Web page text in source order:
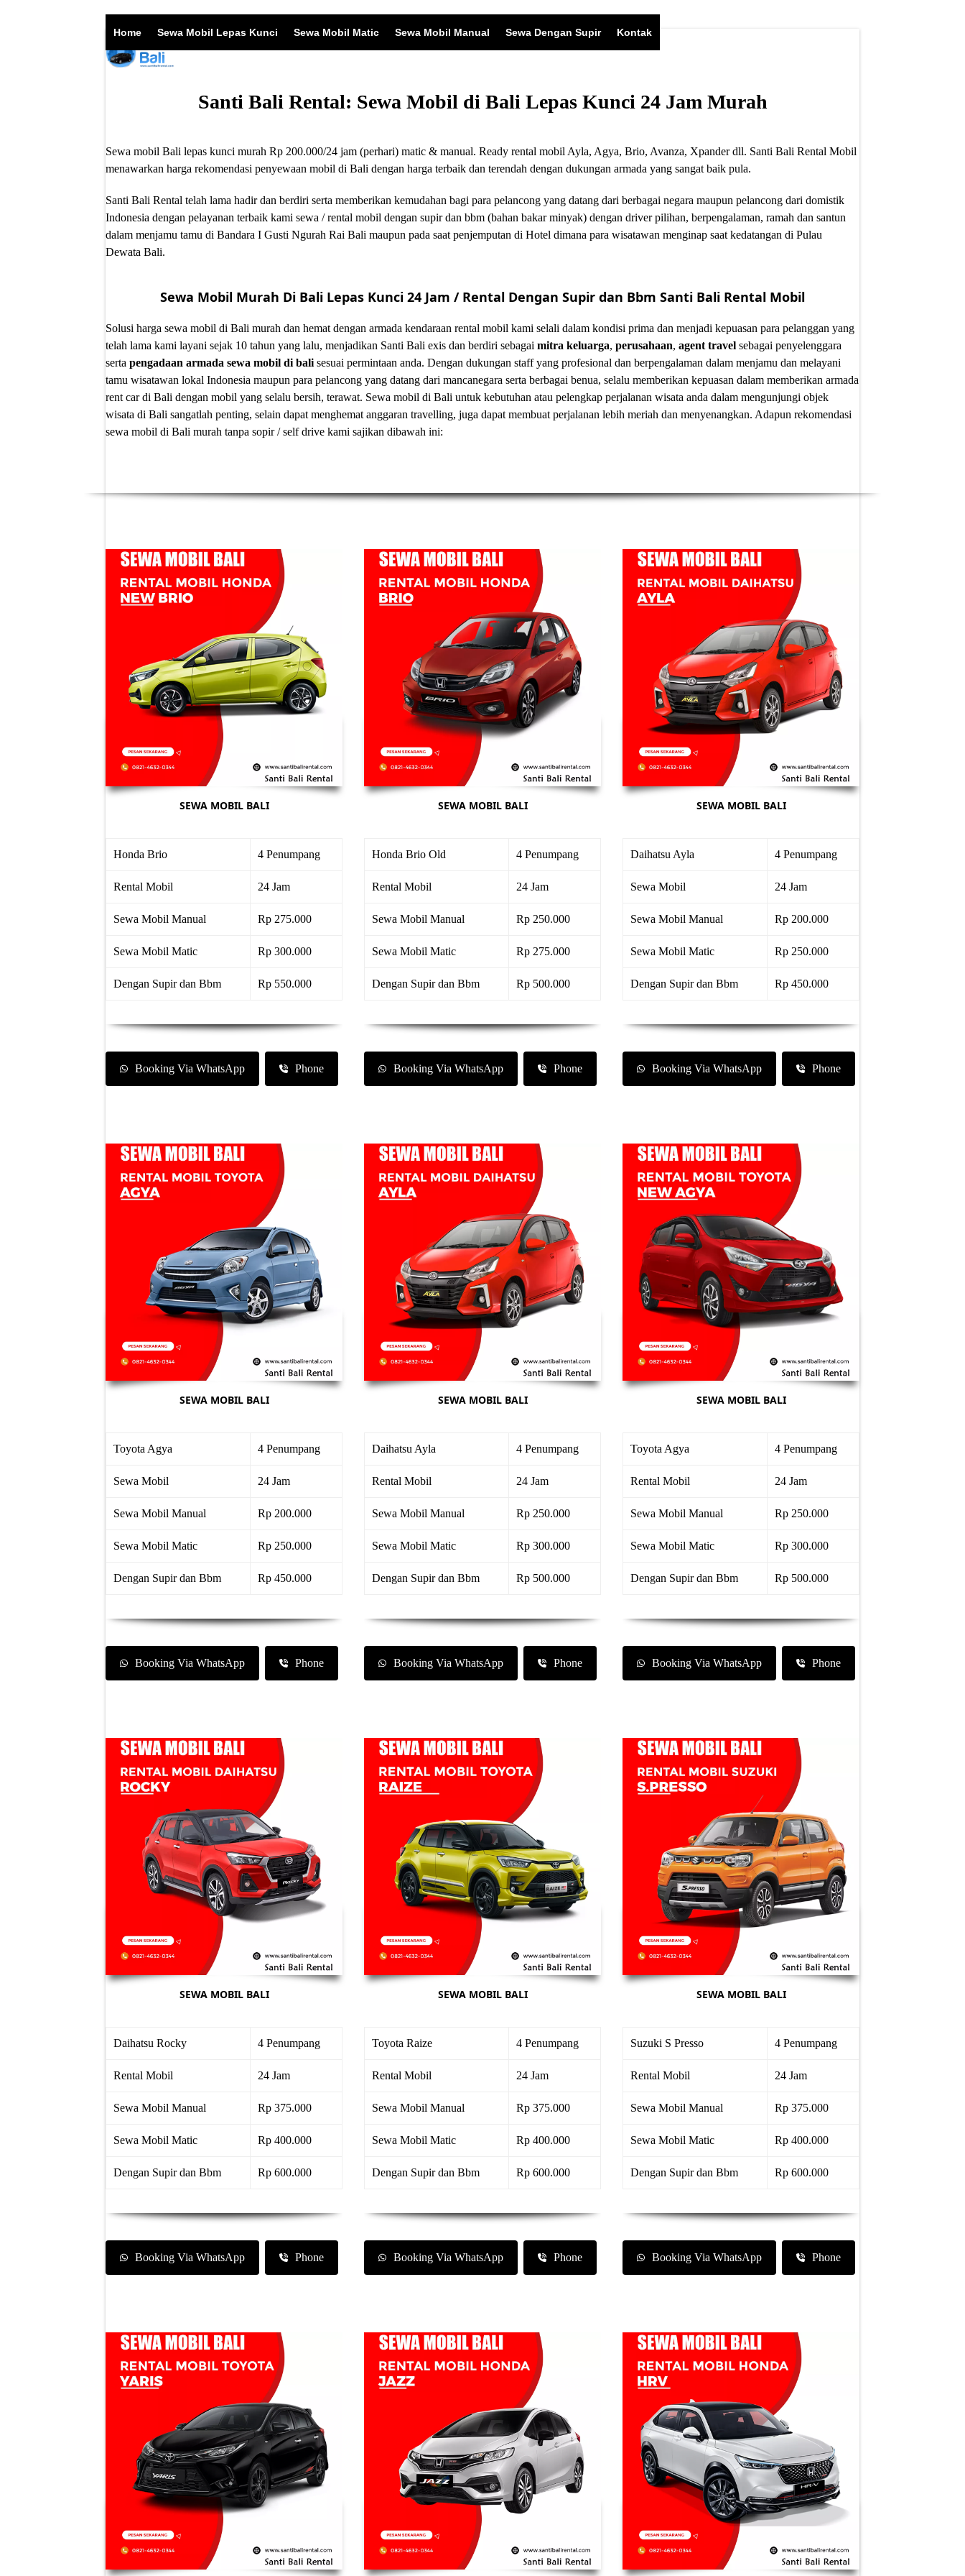
Home Sewa Mobil Lepas Kunci Sewa Mobil Matic Sewa Mobil Manual Sewa Dengan Supir Kontak
Santi Bali Rental: Sewa Mobil di Bali Lepas Kunci 24 Jam Murah
Sewa mobil Bali lepas kunci murah Rp 200.000/24 jam (perhari) matic & manual. Ready rental mobil Ayla, Agya, Brio, Avanza, Xpander dll. Santi Bali Rental Mobil
menawarkan harga rekomendasi penyewaan mobil di Bali dengan harga terbaik dan terendah dengan dukungan armada yang sangat baik pula.
Santi Bali Rental telah lama hadir dan berdiri serta memberikan kemudahan bagi para pelancong yang datang dari berbagai negara maupun pelancong dari domistik
Indonesia dengan pelayanan terbaik kami sewa / rental mobil dengan supir dan bbm (bahan bakar minyak) dengan driver pilihan, berpengalaman, ramah dan santun
dalam menjamu tamu di Bandara I Gusti Ngurah Rai Bali maupun pada saat penjemputan di Hotel dimana para wisatawan menginap saat kedatangan di Pulau
Dewata Bali.
Sewa Mobil Murah Di Bali Lepas Kunci 24 Jam / Rental Dengan Supir dan Bbm Santi Bali Rental Mobil
Solusi harga sewa mobil di Bali murah dan hemat dengan armada kendaraan rental mobil kami selali dalam kondisi prima dan menjadi kepuasan para pelanggan yang
telah lama kami layani sejak 10 tahun yang lalu, menjadikan Santi Bali exis dan berdiri sebagai mitra keluarga, perusahaan, agent travel sebagai penyelenggara
serta pengadaan armada sewa mobil di bali sesuai permintaan anda. Dengan dukungan staff yang profesional dan berpengalaman dalam menjamu dan melayani
tamu wisatawan lokal Indonesia maupun para pelancong yang datang dari mancanegara serta berbagai benua, selalu memberikan kepuasan dalam memberikan armada
rent car di Bali dengan mobil yang selalu bersih, terawat. Sewa mobil di Bali untuk kebutuhan atau pelengkap perjalanan wisata anda dalam mengunjungi objek
wisata di Bali sangatlah penting, selain dapat menghemat anggaran travelling, juga dapat membuat perjalanan lebih meriah dan menyenangkan. Adapun rekomendasi
sewa mobil di Bali murah tanpa sopir/ self drive kami sajikan dibawah ini:
SEWA MOBIL BALI
Honda Brio 4 Penumpang
Rental Mobil 24 Jam
Sewa Mobil Manual Rp 275.000
Sewa Mobil Matic Rp 300.000
Dengan Supir dan Bbm Rp 550.000
Booking Via WhatsApp Phone
SEWA MOBIL BALI
Honda Brio Old 4 Penumpang
Rental Mobil 24 Jam
Sewa Mobil Manual Rp 250.000
Sewa Mobil Matic Rp 275.000
Dengan Supir dan Bbm Rp 500.000
Booking Via WhatsApp Phone
SEWA MOBIL BALI
Daihatsu Ayla 4 Penumpang
Sewa Mobil 24 Jam
Sewa Mobil Manual Rp 200.000
Sewa Mobil Matic Rp 250.000
Dengan Supir dan Bbm Rp 450.000
Booking Via WhatsApp Phone
SEWA MOBIL BALI
Toyota Agya 4 Penumpang
Sewa Mobil 24 Jam
Sewa Mobil Manual Rp 200.000
Sewa Mobil Matic Rp 250.000
Dengan Supir dan Bbm Rp 450.000
Booking Via WhatsApp Phone
SEWA MOBIL BALI
Daihatsu Ayla 4 Penumpang
Rental Mobil 24 Jam
Sewa Mobil Manual Rp 250.000
Sewa Mobil Matic Rp 300.000
Dengan Supir dan Bbm Rp 500.000
Booking Via WhatsApp Phone
SEWA MOBIL BALI
Toyota Agya 4 Penumpang
Rental Mobil 24 Jam
Sewa Mobil Manual Rp 250.000
Sewa Mobil Matic Rp 300.000
Dengan Supir dan Bbm Rp 500.000
Booking Via WhatsApp Phone
SEWA MOBIL BALI
Daihatsu Rocky 4 Penumpang
Rental Mobil 24 Jam
Sewa Mobil Manual Rp 375.000
Sewa Mobil Matic Rp 400.000
Dengan Supir dan Bbm Rp 600.000
Booking Via WhatsApp Phone
SEWA MOBIL BALI
Toyota Raize 4 Penumpang
Rental Mobil 24 Jam
Sewa Mobil Manual Rp 375.000
Sewa Mobil Matic Rp 400.000
Dengan Supir dan Bbm Rp 600.000
Booking Via WhatsApp Phone
SEWA MOBIL BALI
Suzuki S Presso 4 Penumpang
Rental Mobil 24 Jam
Sewa Mobil Manual Rp 375.000
Sewa Mobil Matic Rp 400.000
Dengan Supir dan Bbm Rp 600.000
Booking Via WhatsApp Phone